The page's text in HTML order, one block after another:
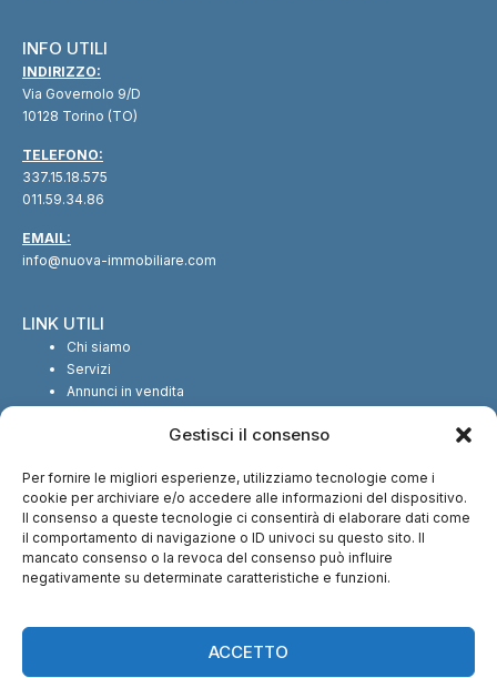
Gestisci il consenso
Per fornire le migliori esperienze, utilizziamo tecnologie come i
cookie per archiviare e/o accedere alle informazioni del dispositivo.
Il consenso a queste tecnologie ci consentirà di elaborare dati come
il comportamento di navigazione o ID univoci su questo sito. Il
mancato consenso o la revoca del consenso può influire
negativamente su determinate caratteristiche e funzioni.
ACCETTO
INFO UTILI
INDIRIZZO:
Via Governolo 9/D
10128 Torino (TO)
TELEFONO:
337.15.18.575
011.59.34.86
EMAIL:
info@nuova-immobiliare.com
LINK UTILI
Chi siamo
Servizi
Annunci in vendita
SEGUICI SUI SOCIAL
CI TROVI ANCHE SU: